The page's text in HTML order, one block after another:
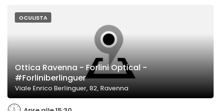
OCULISTA
Ottica Ravenna - Forlini Optical -
#Forliniberlinguer
Viale Enrico Berlinguer, 82, Ravenna